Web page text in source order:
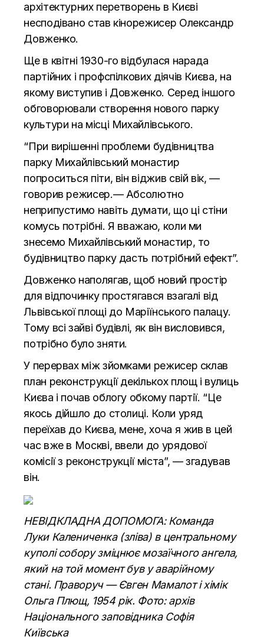
архітектурних перетворень в Києві
несподівано став кінорежисер Олександр
Довженко.
Ще в квітні 1930-го відбулася нарада
партійних і профспілкових діячів Києва, на
якому виступив і Довженко. Серед іншого
обговорювали створення нового парку
культури на місці Михайлівського.
“При вирішенні проблеми будівництва
парку Михайлівський монастир
попроситься піти, він віджив свій вік, —
говорив режисер.— Абсолютно
неприпустимо навіть думати, що ці стіни
комусь потрібні. Я вважаю, коли ми
знесемо Михайлівський монастир, то
будівництво парку дасть потрібний ефект”.
Довженко наполягав, щоб новий простір
для відпочинку простягався взагалі від
Львівської площі до Маріїнського палацу.
Тому всі зайві будівлі, як він висловився,
потрібно було зняти.
У перервах між зйомками режисер склав
план реконструкції декількох площ і вулиць
Києва і почав облогу обкому партії. “Це
якось дійшло до столиці. Коли уряд
переїхав до Києва, мене, хоча я жив в цей
час вже в Москві, ввели до урядової
комісії з реконструкції міста”, — згадував
він.
НЕВІДКЛАДНА ДОПОМОГА: Команда
Луки Калениченка (зліва) в центральному
куполі собору зміцнює мозаїчного ангела,
який на той момент був у аварійному
стані. Праворуч — Євген Мамалот і хімік
Ольга Плющ, 1954 рік. Фото: архів
Національного заповідника Софія
Київська